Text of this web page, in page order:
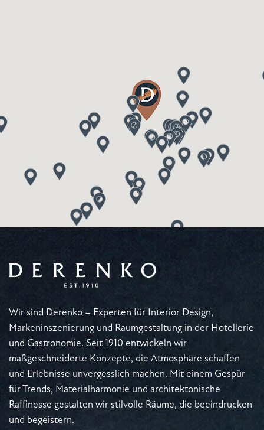
Wir sind Derenko – Experten für Interior Design,
Markeninszenierung und Raumgestaltung in der Hotellerie
und Gastronomie. Seit 1910 entwickeln wir
maßgeschneiderte Konzepte, die Atmosphäre schaffen
und Erlebnisse unvergesslich machen. Mit einem Gespür
für Trends, Materialharmonie und architektonische
Raffinesse gestalten wir stilvolle Räume, die beeindrucken
und begeistern.